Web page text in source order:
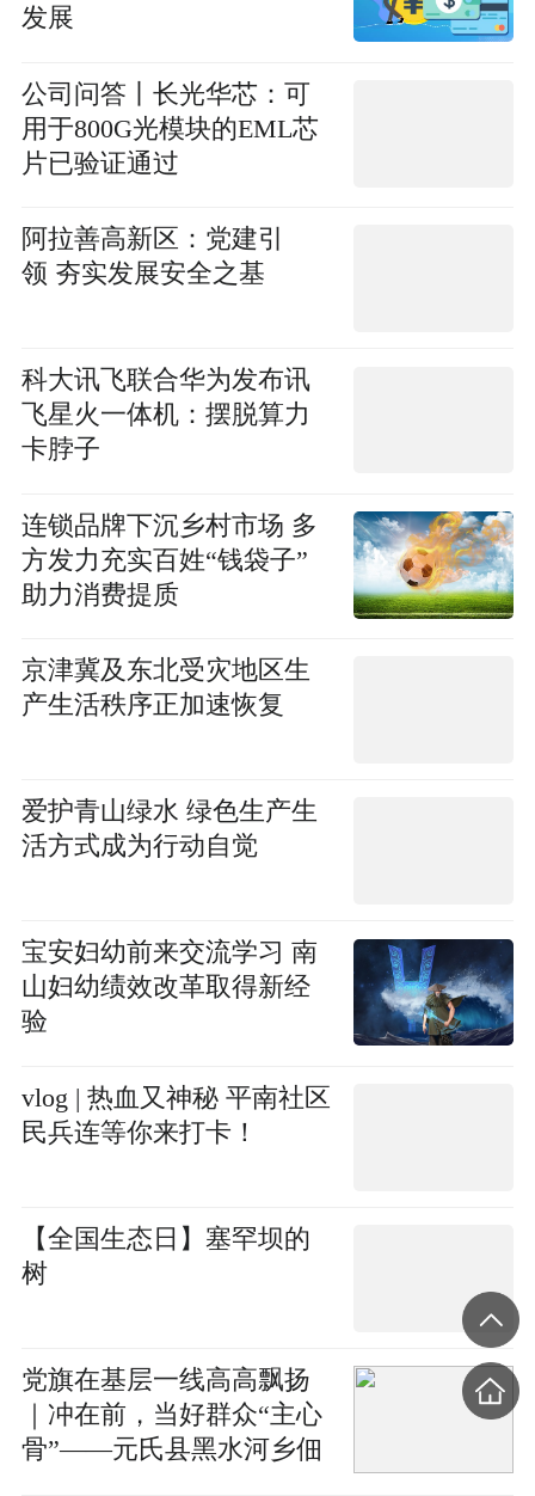
发展
公司问答丨长光华芯：可
用于800G光模块的EML芯
片已验证通过
阿拉善高新区：党建引
领 夯实发展安全之基
科大讯飞联合华为发布讯
飞星火一体机：摆脱算力
卡脖子
连锁品牌下沉乡村市场 多
方发力充实百姓“钱袋子”
助力消费提质
京津冀及东北受灾地区生
产生活秩序正加速恢复
爱护青山绿水 绿色生产生
活方式成为行动自觉
宝安妇幼前来交流学习 南
山妇幼绩效改革取得新经
验
vlog | 热血又神秘 平南社区
民兵连等你来打卡！
【全国生态日】塞罕坝的
树
党旗在基层一线高高飘扬
｜冲在前，当好群众“主心
骨”——元氏县黑水河乡佃